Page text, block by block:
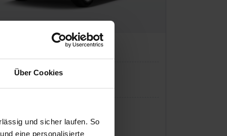
Über Cookies
und sicher laufen. So
eine personalisierte
Finanzierung inkl. MwSt.